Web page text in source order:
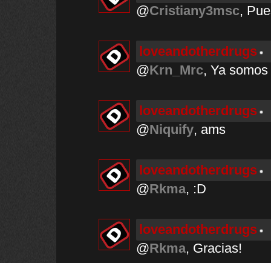
@Cristiany3msc,
loveandotherdrugs
@Krn_Mrc, Ya
loveandotherdrugs
@Niquify, ams
loveandotherdrugs
@Rkma, :D
loveandotherdrugs
@Rkma, Gracias!